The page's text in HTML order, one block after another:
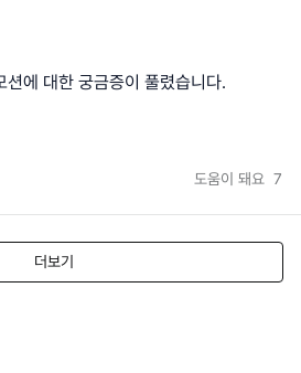
에 대한 궁금증이 풀렸습니다.
도움이 돼요 7
더보기